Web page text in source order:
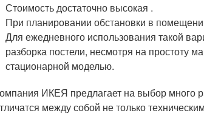
Стоимость достаточно высокая .
При планировании обстановки в
Для ежедневного использования такой
разборка постели, несмотря на простоту
стационарной моделью.
ИКЕЯ предлагает на выбор много
между собой не только